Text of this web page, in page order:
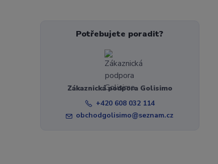
Potřebujete poradit?
Zákaznická podpora Golisimo
+420 608 032 114
obchodgolisimo@seznam.cz